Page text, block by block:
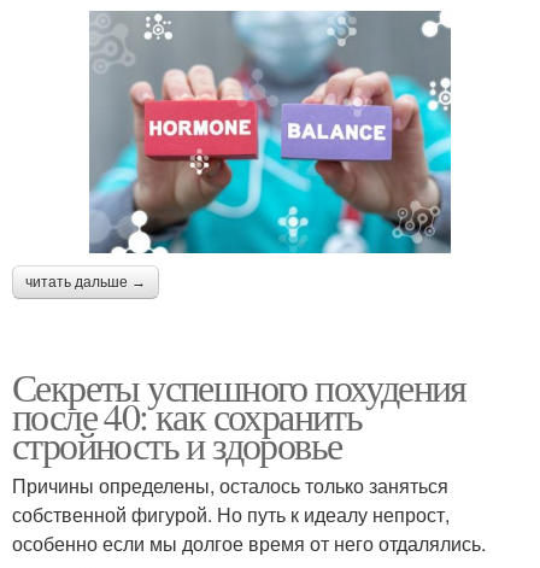
читать дальше →
Секреты успешного похудения
после 40: как сохранить
стройность и здоровье
Причины определены, осталось только заняться
собственной фигурой. Но путь к идеалу непрост,
особенно если мы долгое время от него отдалялись.